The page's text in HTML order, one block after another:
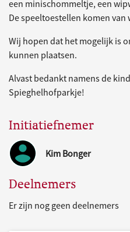
een minischommeltje, een
De speeltoestellen komen
Wij hopen dat het mogelijk is
kunnen plaatsen.
Alvast bedankt namens de
Spieghelhofparkje!
Initiatiefnemer
Kim Bonger
Deelnemers
Er zijn nog geen deelnemers